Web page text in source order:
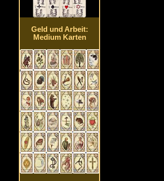
Geld und Arbeit:
Medium Karten